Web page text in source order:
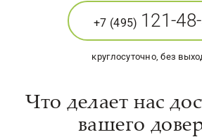
+7 (495) 121-
круглосуточно, без
Что делает нас
вашего